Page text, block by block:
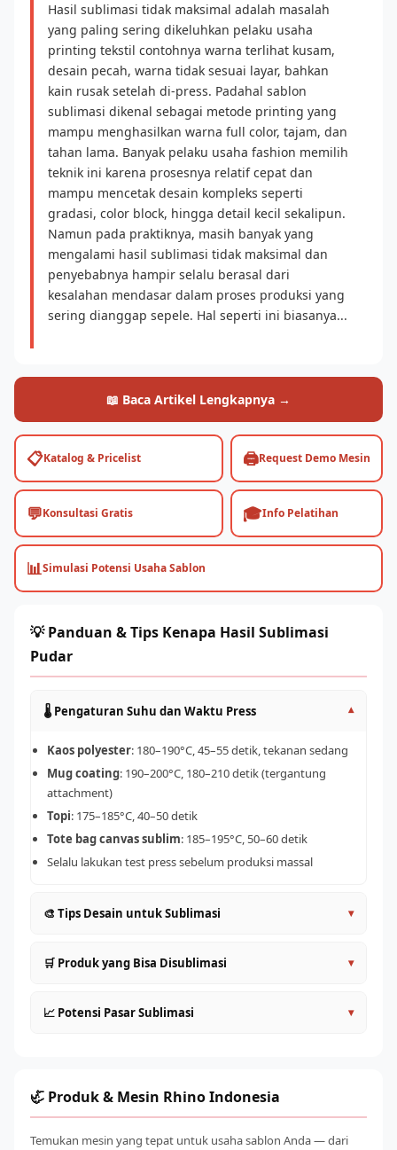
Hasil sublimasi tidak maksimal adalah masalah
yang paling sering dikeluhkan pelaku usaha
printing tekstil contohnya warna terlihat kusam,
desain pecah, warna tidak sesuai layar, bahkan
kain rusak setelah di-press. Padahal sablon
sublimasi dikenal sebagai metode printing yang
mampu menghasilkan warna full color, tajam, dan
tahan lama. Banyak pelaku usaha fashion memilih
teknik ini karena prosesnya relatif cepat dan
mampu mencetak desain kompleks seperti
gradasi, color block, hingga detail kecil sekalipun.
Namun pada praktiknya, masih banyak yang
mengalami hasil sublimasi tidak maksimal dan
penyebabnya hampir selalu berasal dari
kesalahan mendasar dalam proses produksi yang
sering dianggap sepele. Hal seperti ini biasanya...
📖 Baca Artikel Lengkapnya →
📋Katalog & Pricelist 🖨️Request Demo Mesin
💬Konsultasi Gratis 🎓Info Pelatihan
📊Simulasi Potensi Usaha Sablon
💡 Panduan & Tips Kenapa Hasil Sublimasi
Pudar
🌡️ Pengaturan Suhu dan Waktu Press ▾
Kaos polyester: 180–190°C, 45–55 detik, tekanan sedang
Mug coating: 190–200°C, 180–210 detik (tergantung
attachment)
Topi: 175–185°C, 40–50 detik
Tote bag canvas sublim: 185–195°C, 50–60 detik
Selalu lakukan test press sebelum produksi massal
🎨 Tips Desain untuk Sublimasi ▾
yang lebih akurat
menghindari pinggiran putih
Simpan dalam format TIFF atau PDF untuk kualitas cetak
terbaik
🛒 Produk yang Bisa Disublimasi ▾
tim)
Tote bag, case HP, bantal, selimut fleece
Produk korporat: ID card holder, lanyard, merchandise
kantor
📈 Potensi Pasar Sublimasi ▾
gathering), korporat (merchandise promosi), dan personal
🦏 Produk & Mesin Rhino Indonesia
Temukan mesin yang tepat untuk usaha sablon Anda — dari